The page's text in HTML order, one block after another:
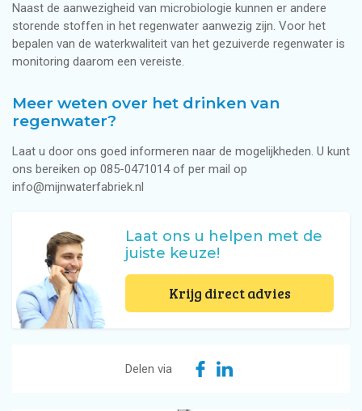
Naast de aanwezigheid van microbiologie kunnen er andere
storende stoffen in het regenwater aanwezig zijn. Voor het
bepalen van de waterkwaliteit van het gezuiverde regenwater is
monitoring daarom een vereiste.
Meer weten over het drinken van
regenwater?
Laat u door ons goed informeren naar de mogelijkheden. U kunt
ons bereiken op 085-0471014 of per mail op
info@mijnwaterfabriek.nl
Laat ons u helpen met de
juiste keuze!
Krijg direct advies
Delen via